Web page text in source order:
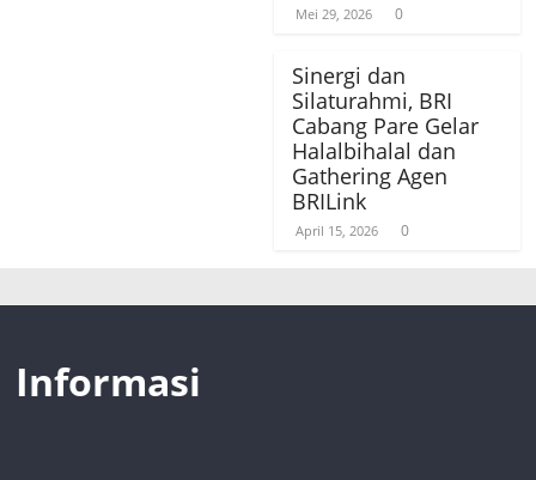
Mei 29, 2026 0
Sinergi dan
Silaturahmi, BRI
Cabang Pare Gelar
Halalbihalal dan
Gathering Agen
BRILink
April 15, 2026 0
Informasi